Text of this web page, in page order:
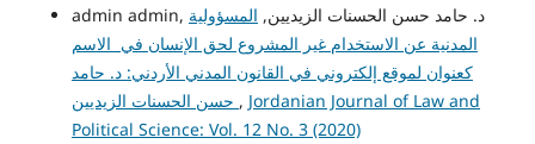
admin admin, د. حامد حسن الحسنات الزيديين, المسؤولية
المدنية عن الاستخدام غير المشروع لحق الإنسان في الاسم
كعنوان لموقع إلكتروني في القانون المدني الأردني: د. حامد
, Jordanian Journal of Law and
Political Science: Vol. 12 No. 3 (2020)